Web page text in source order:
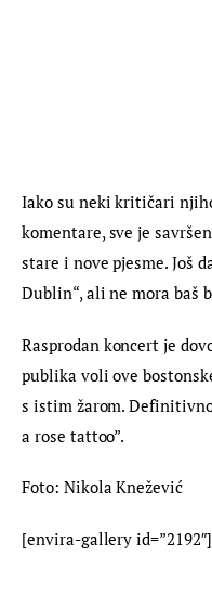
Iako su neki kritičari
komentare, sve je
stare i nove pjesme. Još
Dublin“, ali ne mora baš
Rasprodan koncert je
publika voli ove
s istim žarom.
a rose tattoo”.
Foto: Nikola Knežević
[envira-gallery id=”2192″]